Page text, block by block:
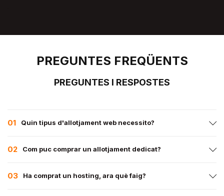
PREGUNTES FREQÜENTS
PREGUNTES I RESPOSTES
01 Quin tipus d'allotjament web necessito?
02 Com puc comprar un allotjament dedicat?
03 Ha comprat un hosting, ara què faig?